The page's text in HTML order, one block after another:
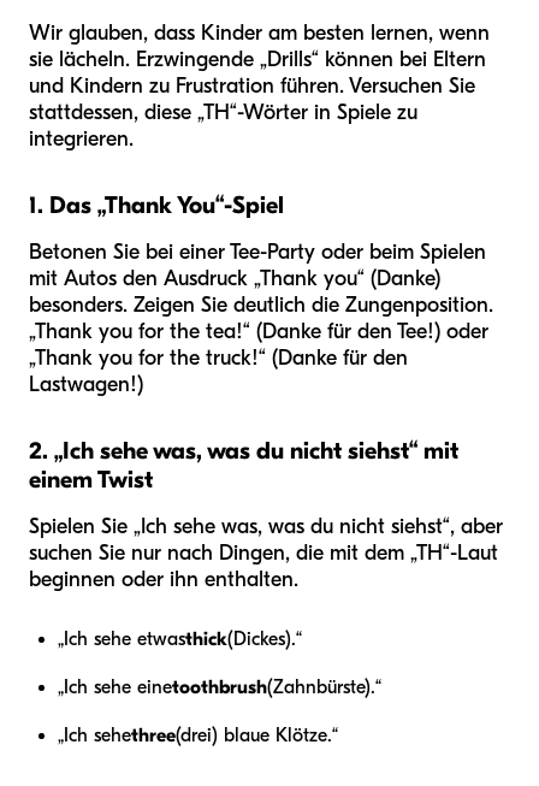
Wir glauben, dass Kinder am besten lernen, wenn
sie lächeln. Erzwingende „Drills“ können bei Eltern
und Kindern zu Frustration führen. Versuchen Sie
stattdessen, diese „TH“-Wörter in Spiele zu
integrieren.
1. Das „Thank You“-Spiel
Betonen Sie bei einer Tee-Party oder beim Spielen
mit Autos den Ausdruck „Thank you“ (Danke)
besonders. Zeigen Sie deutlich die Zungenposition.
„Thank you for the tea!“ (Danke für den Tee!) oder
„Thank you for the truck!“ (Danke für den
Lastwagen!)
2. „Ich sehe was, was du nicht siehst“ mit
einem Twist
Spielen Sie „Ich sehe was, was du nicht siehst“, aber
suchen Sie nur nach Dingen, die mit dem „TH“-Laut
beginnen oder ihn enthalten.
„Ich sehe etwasthick(Dickes).“
„Ich sehe einetoothbrush(Zahnbürste).“
„Ich sehethree(drei) blaue Klötze.“